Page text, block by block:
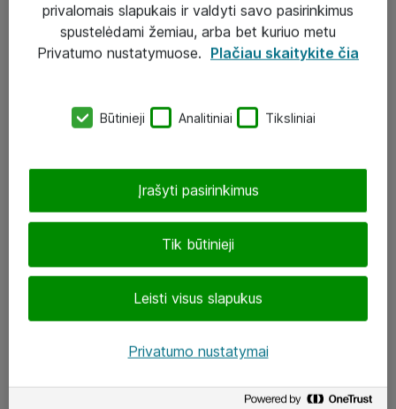
Įgyvendinti projektai
Atea ekspertų patarimai verslui
UAB „ATEA“
J. Rutkausko g. 6, Vilnius
Atea kontaktai
Aplankykite mus
privalomais slapukais ir valdyti savo pasirinkimus
spustelėdami žemiau, arba bet kuriuo metu
Privatumo nustatymuose. Plačiau skaitykite čia
Būtinieji Analitiniai Tiksliniai
Tik būtinieji
Leisti visus slapukus
Įrašyti pasirinkimus
Privatumo nustatymai